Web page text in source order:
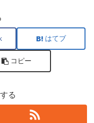
はてブ
コピー
る